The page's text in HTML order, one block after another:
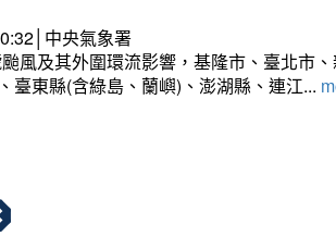
中央氣象署
風及其外圍環流影響，基隆市、臺北市
臺東縣(含綠島、蘭嶼)、澎湖縣、連江...